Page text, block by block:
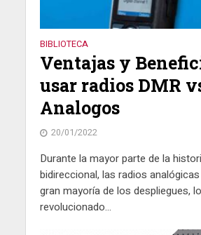
BIBLIOTECA
Ventajas y
usar radios DMR
Analogos
20/01/2022
Durante la mayor parte de la
bidireccional, las radios
gran mayoría de los despliegues,
revolucionado...